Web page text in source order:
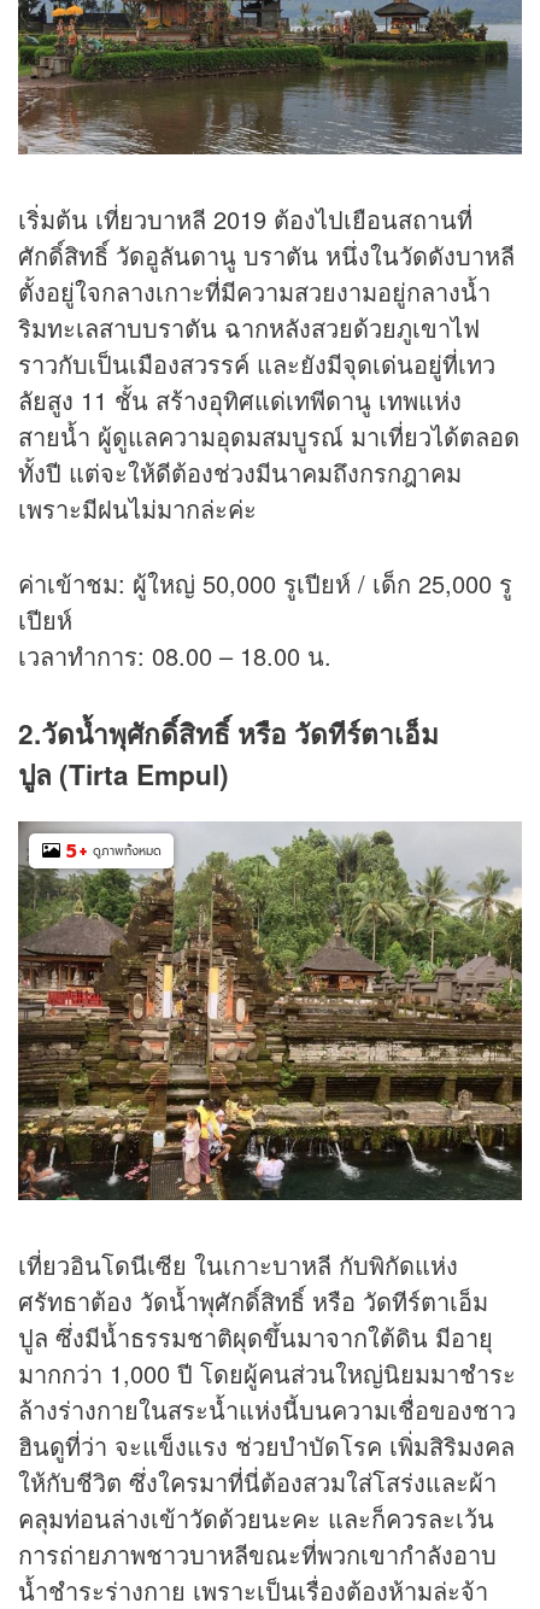
เริ่มต้น เที่ยวบาหลี 2019 ต้องไปเยือนสถานที่
ศักดิ์สิทธิ์ วัดอูลันดานู บราตัน หนึ่งในวัดดังบาหลี
ตั้งอยู่ใจกลางเกาะที่มีความสวยงามอยู่กลางน้ำ
ริมทะเลสาบบราตัน ฉากหลังสวยด้วยภูเขาไฟ
ราวกับเป็นเมืองสวรรค์ และยังมีจุดเด่นอยู่ที่เทว
ลัยสูง 11 ชั้น สร้างอุทิศแด่เทพีดานู เทพแห่ง
สายน้ำ ผู้ดูแลความอุดมสมบูรณ์ มาเที่ยวได้ตลอด
ทั้งปี แต่จะให้ดีต้องช่วงมีนาคมถึงกรกฎาคม
เพราะมีฝนไม่มากล่ะค่ะ
ค่าเข้าชม: ผู้ใหญ่ 50,000 รูเปียห์ / เด็ก 25,000 รู
เปียห์
เวลาทำการ: 08.00 – 18.00 น.
2.วัดน้ำพุศักดิ์สิทธิ์ หรือ วัดทีร์ตาเอ็ม
ปูล (Tirta Empul)
5+ ดูภาพทั้งหมด
เที่ยวอินโดนีเซีย ในเกาะบาหลี กับพิกัดแห่ง
ศรัทธาต้อง วัดน้ำพุศักดิ์สิทธิ์ หรือ วัดทีร์ตาเอ็ม
ปูล ซึ่งมีน้ำธรรมชาติผุดขึ้นมาจากใต้ดิน มีอายุ
มากกว่า 1,000 ปี โดยผู้คนส่วนใหญ่นิยมมาชำระ
ล้างร่างกายในสระน้ำแห่งนี้บนความเชื่อของชาว
ฮินดูที่ว่า จะแข็งแรง ช่วยบำบัดโรค เพิ่มสิริมงคล
ให้กับชีวิต ซึ่งใครมาที่นี่ต้องสวมใส่โสร่งและผ้า
คลุมท่อนล่างเข้าวัดด้วยนะคะ และก็ควรละเว้น
การถ่ายภาพชาวบาหลีขณะที่พวกเขากำลังอาบ
น้ำชำระร่างกาย เพราะเป็นเรื่องต้องห้ามล่ะจ้า